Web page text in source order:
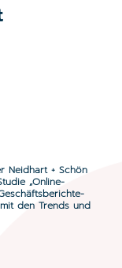
Neidhart + Schön
„Online-
den Trends und